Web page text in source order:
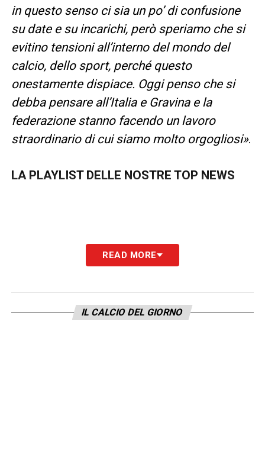
in questo senso ci sia un po’ di confusione
su date e su incarichi, però speriamo che si
evitino tensioni all’interno del mondo del
calcio, dello sport, perché questo
onestamente dispiace. Oggi penso che si
debba pensare all’Italia e Gravina e la
federazione stanno facendo un lavoro
straordinario di cui siamo molto orgogliosi».
LA PLAYLIST DELLE NOSTRE TOP NEWS
READ MORE
IL CALCIO DEL GIORNO